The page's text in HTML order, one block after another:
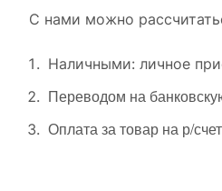
С нами можно
Наличными: личное
Переводом на
Оплата за товар на р/